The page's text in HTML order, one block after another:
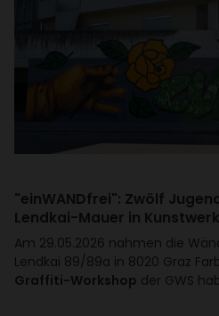
"einWAND­frei": Zwölf
Lendkai-Mauer in Kunst­werk
Am 29.05.2026 nahmen die
Lendkai 89/​89a in 8020 Graz
Graffiti-Workshop der GWS